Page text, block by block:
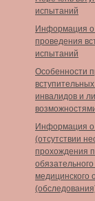
испытаний
Информация
проведения
испытаний
Особенности
инвалидов и
Информация о
(отсутствии
прохождения
медицинского